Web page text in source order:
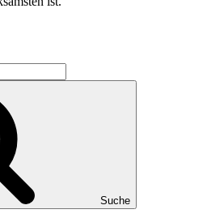
Suche